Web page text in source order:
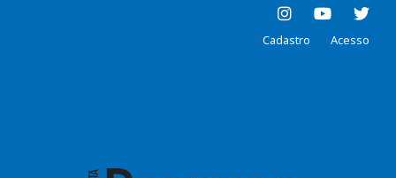
Cadastro Acesso